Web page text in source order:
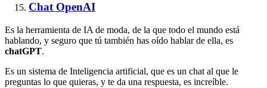
Chat OpenAI
Es la herramienta de IA de moda, de la que todo el mundo está
hablando, y seguro que tú también has oído hablar de ella, es
chatGPT.
Es un sistema de Inteligencia artificial, que es un chat al que le
preguntas lo que quieras, y te da una respuesta, es increíble.